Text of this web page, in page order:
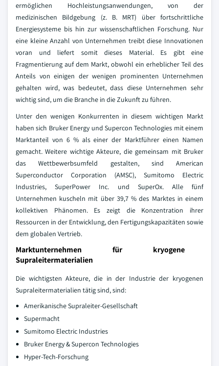
ermöglichen Hochleistungsanwendungen, von der
medizinischen Bildgebung (z. B. MRT) über fortschrittliche
Energiesysteme bis hin zur wissenschaftlichen Forschung. Nur
eine kleine Anzahl von Unternehmen treibt diese Innovationen
voran und liefert somit dieses Material. Es gibt eine
Fragmentierung auf dem Markt, obwohl ein erheblicher Teil des
Anteils von einigen der wenigen prominenten Unternehmen
gehalten wird, was bedeutet, dass diese Unternehmen sehr
wichtig sind, um die Branche in die Zukunft zu führen.
Unter den wenigen Konkurrenten in diesem wichtigen Markt
haben sich Bruker Energy und Supercon Technologies mit einem
Marktanteil von 6 % als einer der Marktführer einen Namen
gemacht. Weitere wichtige Akteure, die gemeinsam mit Bruker
das Wettbewerbsumfeld gestalten, sind American
Superconductor Corporation (AMSC), Sumitomo Electric
Industries, SuperPower Inc. und SuperOx. Alle fünf
Unternehmen kuscheln mit über 39,7 % des Marktes in einem
kollektiven Phänomen. Es zeigt die Konzentration ihrer
Ressourcen in der Entwicklung, den Fertigungskapazitäten sowie
dem globalen Vertrieb.
Marktunternehmen für kryogene
Supraleitermaterialien
Die wichtigsten Akteure, die in der Industrie der kryogenen
Supraleitermaterialien tätig sind, sind:
Amerikanische Supraleiter-Gesellschaft
Supermacht
Sumitomo Electric Industries
Bruker Energy & Supercon Technologies
Hyper-Tech-Forschung